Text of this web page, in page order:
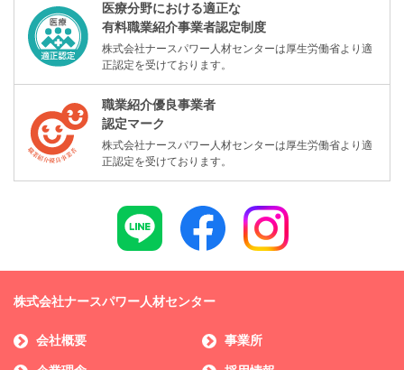
医療分野における適正な
有料職業紹介事業者認定制度
株式会社ナースパワー人材センターは厚生労働省より適
正認定を受けております。
職業紹介優良事業者
認定マーク
株式会社ナースパワー人材センターは厚生労働省より適
正認定を受けております。
株式会社ナースパワー人材センター
会社概要 事業所